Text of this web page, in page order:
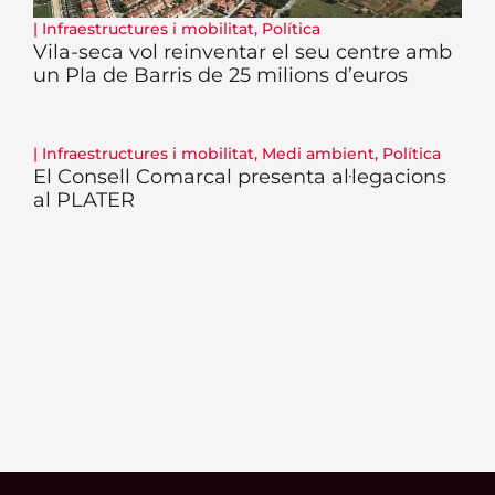
| Infraestructures i mobilitat, Política
Vila-seca vol reinventar el seu centre amb
un Pla de Barris de 25 milions d’euros
| Infraestructures i mobilitat, Medi ambient, Política
El Consell Comarcal presenta al·legacions
al PLATER